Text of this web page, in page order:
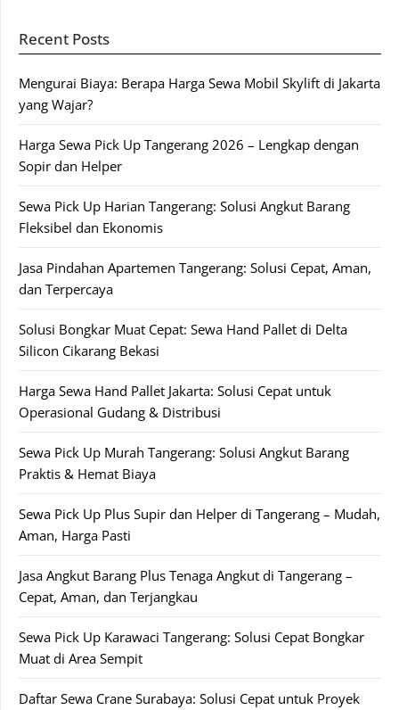
Recent Posts
Mengurai Biaya: Berapa Harga Sewa Mobil Skylift di Jakarta
yang Wajar?
Harga Sewa Pick Up Tangerang 2026 – Lengkap dengan
Sopir dan Helper
Sewa Pick Up Harian Tangerang: Solusi Angkut Barang
Fleksibel dan Ekonomis
Jasa Pindahan Apartemen Tangerang: Solusi Cepat, Aman,
dan Terpercaya
Solusi Bongkar Muat Cepat: Sewa Hand Pallet di Delta
Silicon Cikarang Bekasi
Harga Sewa Hand Pallet Jakarta: Solusi Cepat untuk
Operasional Gudang & Distribusi
Sewa Pick Up Murah Tangerang: Solusi Angkut Barang
Praktis & Hemat Biaya
Sewa Pick Up Plus Supir dan Helper di Tangerang – Mudah,
Aman, Harga Pasti
Jasa Angkut Barang Plus Tenaga Angkut di Tangerang –
Cepat, Aman, dan Terjangkau
Sewa Pick Up Karawaci Tangerang: Solusi Cepat Bongkar
Muat di Area Sempit
Daftar Sewa Crane Surabaya: Solusi Cepat untuk Proyek